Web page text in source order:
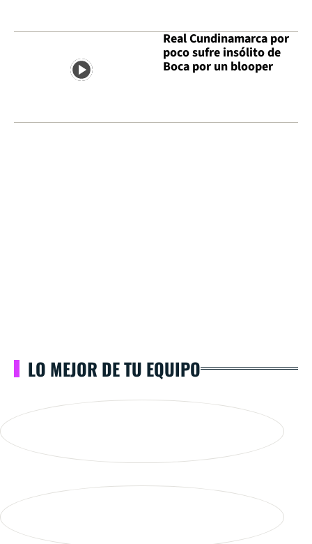
Real Cundinamarca por
poco sufre insólito de
Boca por un blooper
LO MEJOR DE TU EQUIPO